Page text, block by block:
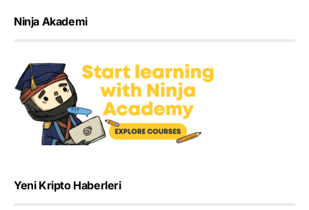
Ninja Akademi
Yeni Kripto Haberleri